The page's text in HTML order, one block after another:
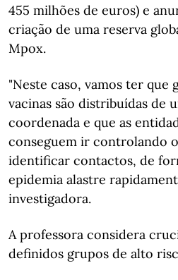
455 milhões de euros) e
criação de uma reserva
Mpox.
"Neste caso, vamos ter que
vacinas são distribuídas de
coordenada e que as
conseguem ir controlando
identificar contactos, de
epidemia alastre
investigadora.
A professora considera
definidos grupos de alto